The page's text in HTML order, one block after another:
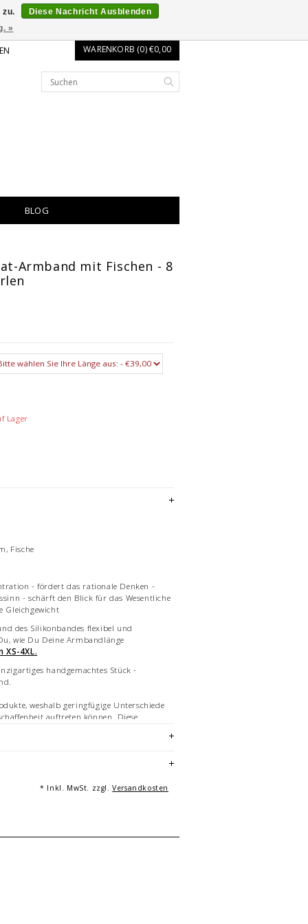
WARENKORB (0) €0,00
BLOG
Armband mit Fischen - 8
Lager
Fische
- fördert das rationale Denken -
- schärft den Blick für das Wesentliche
Gleichgewicht
des Silikonbandes flexibel und
wie Du Deine Armbandlänge
XS-4XL.
handgemachtes Stück -
weshalb geringfügige Unterschiede
auftreten können. Diese
dienen der
* Inkl. MwSt. zzgl.Versandkosten
zu.
Diese Nachricht Ausblenden
»